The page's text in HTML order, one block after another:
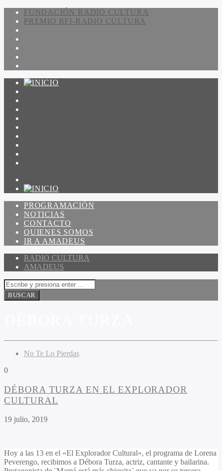
FUNDACIÓN RADIO CULTURA
PREMIO RFI-RADIO CULTURA
PROGRAMACIÓN
NOTICIAS
CONTACTO
QUIENES SOMOS
IR A AMADEUS
RADIO CULTURA
AMADEUS
No Te Lo Pierdas
0
DÉBORA TURZA EN EL EXPLORADOR
CULTURAL
19 julio, 2019
Hoy a las 13 en el «El Explorador Cultural», el programa de Lorena
Peverengo, recibimos a Débora Turza, actriz, cantante y bailarina.